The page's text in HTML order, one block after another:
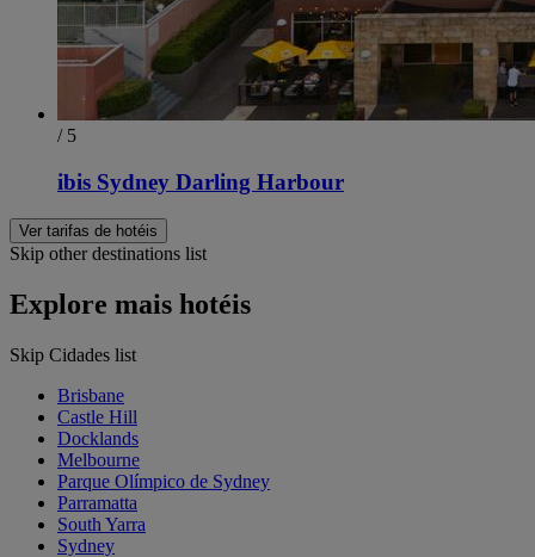
/ 5
ibis Sydney Darling Harbour
Ver tarifas de hotéis
Skip other destinations list
Explore mais hotéis
Skip Cidades list
Brisbane
Castle Hill
Docklands
Melbourne
Parque Olímpico de Sydney
Parramatta
South Yarra
Sydney